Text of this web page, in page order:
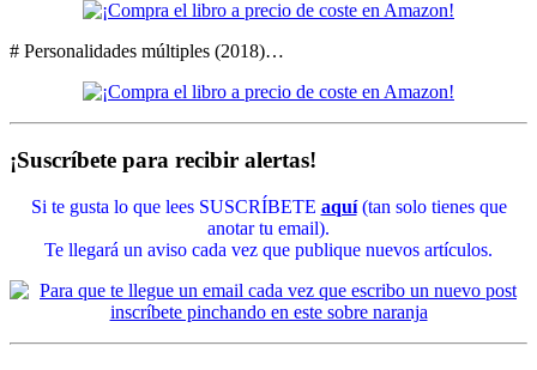
# Personalidades múltiples (2018)…
¡Suscríbete para recibir alertas!
Si te gusta lo que lees SUSCRÍBETE aquí(tan solo tienes que
anotar tu email).
Te llegará un aviso cada vez que publique nuevos artículos.